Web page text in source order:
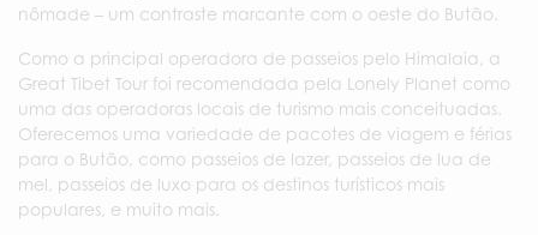
nômade – um contraste marcante com o oeste do Butão.
Como a principal operadora de passeios pelo Himalaia, a
Great Tibet Tour foi recomendada pela Lonely Planet como
uma das operadoras locais de turismo mais conceituadas.
Oferecemos uma variedade de pacotes de viagem e férias
para o Butão, como passeios de lazer, passeios de lua de
mel, passeios de luxo para os destinos turísticos mais
populares, e muito mais.